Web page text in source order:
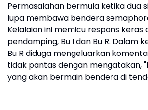
Permasalahan bermula ketika dua
lupa membawa bendera
Kelalaian ini memicu respons keras
pendamping, Bu I dan Bu R. Dalam
Bu R diduga mengeluarkan
tidak pantas dengan mengatakan,
yang akan bermain bendera di